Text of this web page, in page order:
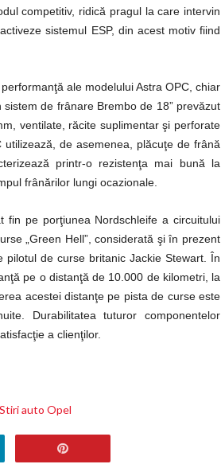
competitiv, ridică pragul la care intervin
sistemul ESP, din acest motiv fiind
ale modelului Astra OPC, chiar
de frânare Brembo de 18” prevăzut
ventilate, răcite suplimentar şi perforate
de asemenea, plăcuţe de frână
printr-o rezistenţa mai bună la
frânărilor lungi ocazionale.
fin pe porţiunea Nordschleife a circuitului
„Green Hell”, considerată şi în prezent
de curse britanic Jackie Stewart. În
pe o distanţă de 10.000 de kilometri, la
acestei distanţe pe pista de curse este
Durabilitatea tuturor componentelor
a clienţilor.
Stiri auto Opel